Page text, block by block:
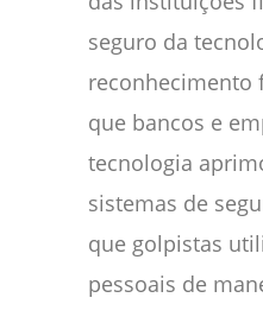
seguro da
reconhecimento
que bancos e
tecnologia
sistemas de
que golpistas
pessoais de